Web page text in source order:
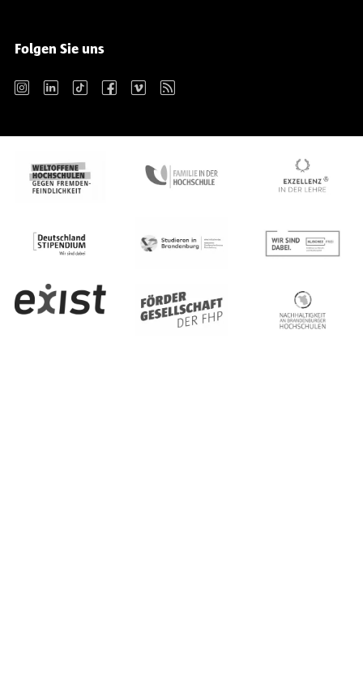
Folgen Sie uns
Instagram LinkedIn TikTok Facebook Vimeo RSS